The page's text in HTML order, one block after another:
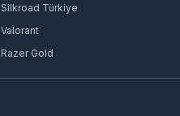
Silkroad Türkiye
Valorant
Razer Gold